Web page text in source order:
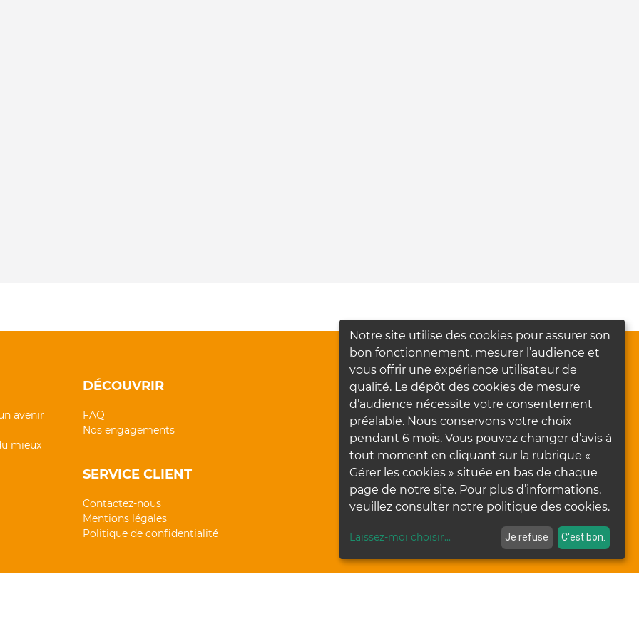
avenir
mieux
DÉCOUVRIR
FAQ
Nos engagements
SERVICE CLIENT
Contactez-nous
Mentions légales
Politique de confidentialité
Notre site utilise des cookies pour assurer son
bon fonctionnement, mesurer l’audience et
vous offrir une expérience utilisateur de
qualité. Le dépôt des cookies de mesure
d’audience nécessite votre consentement
préalable. Nous conservons votre choix
pendant 6 mois. Vous pouvez changer d’avis à
tout moment en cliquant sur la rubrique «
Gérer les cookies » située en bas de chaque
page de notre site. Pour plus d’informations,
veuillez consulter notre politique des cookies.
Laissez-moi choisir... Je refuse C'est bon.